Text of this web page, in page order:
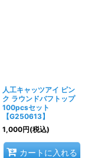
人工キャッツアイ ピン
ク ラウンドバフトップ
100pcsセット
【G250613】
1,000円(税込)
カートに入れる